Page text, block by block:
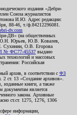
издания «Дебри-
Союза журналистов
И.Ю. Адрес редакции:
88-46, т./ф.84212296081.
dv.com
ДВ» (на общественных
Юрьев, Ю.В. Ковалев,
О.В. Егорова
№ ФС77-45537 выдано
технологий и массовых
Российская
архив, в соответствии с ФЗ
2 ст. 13 «Создание архивов».
изданные книги, а также
документам является
закона. Архивные
ст.ст. 1275, 1276, 1306
информации,